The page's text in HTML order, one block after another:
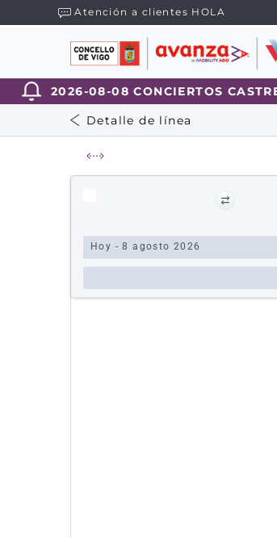
Atención a clientes HOLA
2026-08-08 CONCIERTOS
Detalle de línea